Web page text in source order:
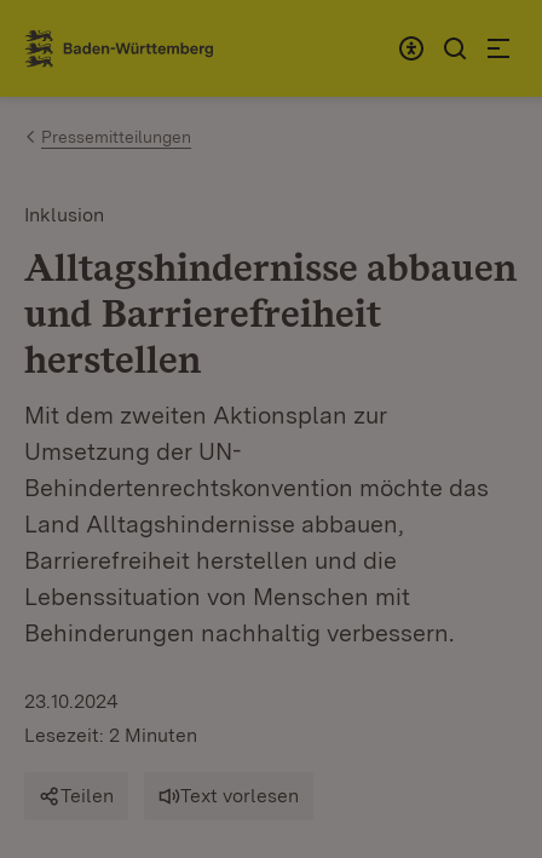
Zum Inhalt springen
Link zur Startseite
Pressemitteilungen
Inklusion
Alltagshindernisse abbauen
und Barrierefreiheit
herstellen
Mit dem zweiten Aktionsplan zur
Umsetzung der UN-
Behindertenrechtskonvention möchte das
Land Alltagshindernisse abbauen,
Barrierefreiheit herstellen und die
Lebenssituation von Menschen mit
Behinderungen nachhaltig verbessern.
23.10.2024
Lesezeit: 2 Minuten
Teilen Text vorlesen